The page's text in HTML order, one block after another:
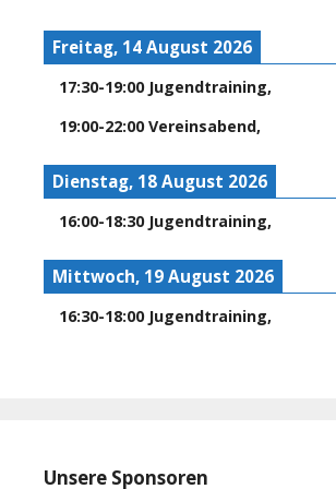
Freitag, 14 August 2026
17:30-19:00 Jugendtraining,
19:00-22:00 Vereinsabend,
Dienstag, 18 August 2026
16:00-18:30 Jugendtraining,
Mittwoch, 19 August 2026
16:30-18:00 Jugendtraining,
Unsere Sponsoren